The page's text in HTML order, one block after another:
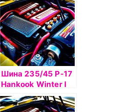
Шина 235/45 Р-17
Hankook Winter I
Pike RS2 W429
97T шип